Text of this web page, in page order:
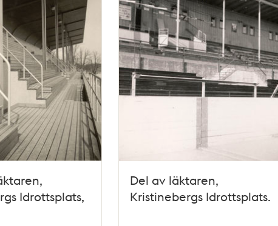
Idrottsplats,
Del av läktaren,
Kristinebergs Idrottsplats.